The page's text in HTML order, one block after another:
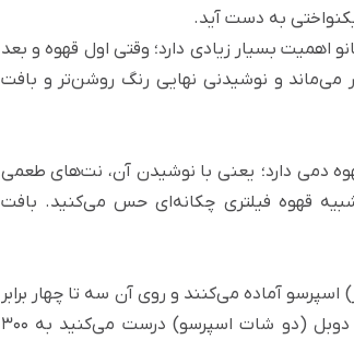
به دست آید.
بسیار زیادی دارد؛ وقتی اول قهوه و بعد
می‌ماند و نوشیدنی نهایی رنگ روشن‌تر و بافت
دمی دارد؛ یعنی با نوشیدن آن، نت‌های طعمی
قهوه فیلتری چکانه‌ای حس می‌کنید. بافت
یک شات (30 میلی‌لیتر) یا دو شات (۶۰ میلی‌لیتر) اسپرسو آماده می‌کنند و روی آن سه تا چهار برابر
دوبل
(دو شات اسپرسو) درست می‌کنید به ۳۰۰